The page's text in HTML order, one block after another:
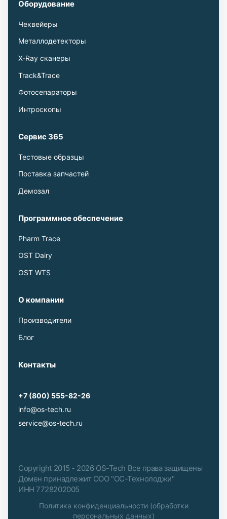
Оборудование
Чеквейеры
Металлодетекторы
X-Ray сканеры
Track&Trace
Фотосепараторы
Интроскопы
Сервис 365
Тестовые образцы
Поставка запчастей
Демозал
Программное обеспечение
Pharm Trace
OST Dairy
OST WTS
О компании
Производители
Блог
Контакты
+7 (800) 555-82-26
info@os-tech.ru
service@os-tech.ru
Copyright 2015 - 2026 OS-Tech Все права защищены
Домен принадлежит ООО "ОС-Технолоджи"
ИНН 7728202005
Политика конфиденциальности (обработки
персональных данных)